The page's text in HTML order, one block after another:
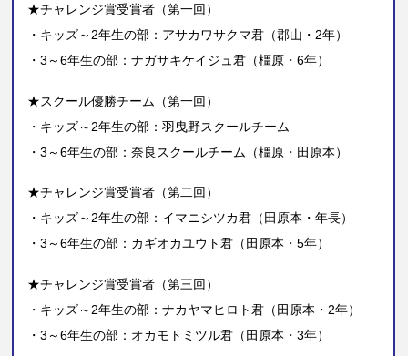
★チャレンジ賞受賞者（第一回）
・キッズ～2年生の部：アサカワサクマ君（郡山・2年）
・3～6年生の部：ナガサキケイジュ君（橿原・6年）
★スクール優勝チーム（第一回）
・キッズ～2年生の部：羽曳野スクールチーム
・3～6年生の部：奈良スクールチーム（橿原・田原本）
★チャレンジ賞受賞者（第二回）
・キッズ～2年生の部：イマニシツカ君（田原本・年長）
・3～6年生の部：カギオカユウト君（田原本・5年）
★チャレンジ賞受賞者（第三回）
・キッズ～2年生の部：ナカヤマヒロト君（田原本・2年）
・3～6年生の部：オカモトミツル君（田原本・3年）